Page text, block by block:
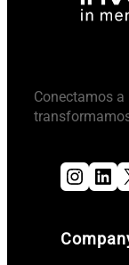
Conectamos
Instagram LinkedIn